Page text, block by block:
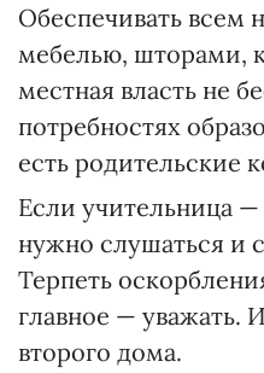
Обеспечивать всем
мебелью, шторами,
местная власть не
потребностях
есть родительские
Если учительница —
нужно слушаться и
Терпеть
главное — уважать.
второго дома.